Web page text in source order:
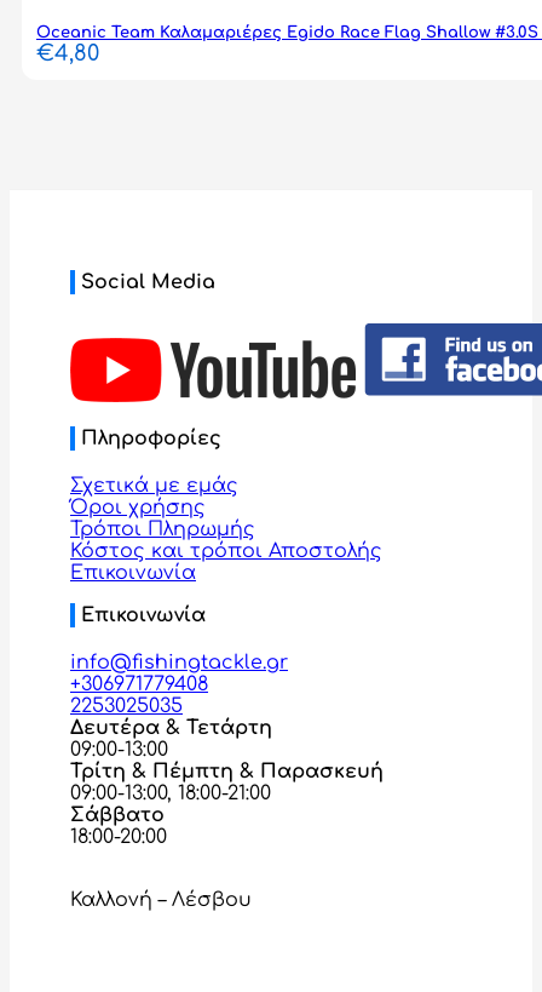
Oceanic Team Καλαμαριέρες Egido Race Flag Shallow #3.0S
€4,80
Social Media
Πληροφορίες
Σχετικά με εμάς
Όροι χρήσης
Τρόποι Πληρωμής
Κόστος και τρόποι Αποστολής
Επικοινωνία
Επικοινωνία
info@fishingtackle.gr
+306971779408
2253025035
Δευτέρα & Τετάρτη
09:00-13:00
Τρίτη & Πέμπτη & Παρασκευή
09:00-13:00, 18:00-21:00
Σάββατο
18:00-20:00
Καλλονή – Λέσβου